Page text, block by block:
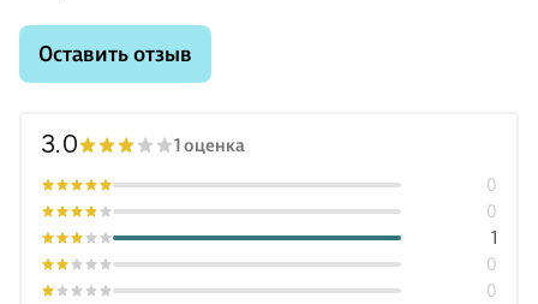
Оставить отзыв
3.0 1 оценка
0
0
1
0
0